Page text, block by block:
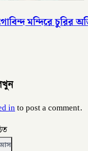
মন্দিরে চুরির
into post a comment.